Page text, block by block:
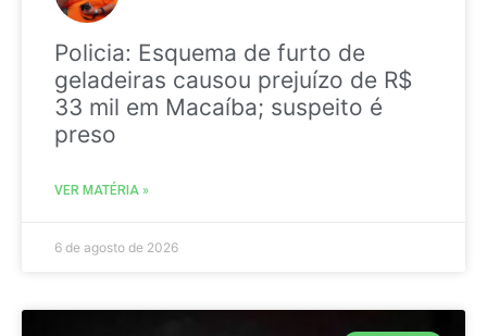
Policia: Esquema de furto de
geladeiras causou prejuízo de R$
33 mil em Macaíba; suspeito é
preso
VER MATÉRIA »
6 de agosto de 2026